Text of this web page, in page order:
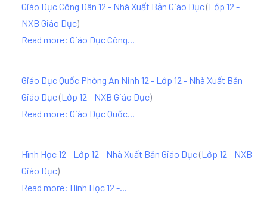
Giáo Dục Công Dân 12 - Nhà Xuất Bản Giáo Dục(Lớp 12 -
NXB Giáo Dục)
Read more: Giáo Dục Công...
Giáo Dục Quốc Phòng An Ninh 12 - Lớp 12 - Nhà Xuất Bản
Giáo Dục(Lớp 12 - NXB Giáo Dục)
Read more: Giáo Dục Quốc...
Hình Học 12 - Lớp 12 - Nhà Xuất Bản Giáo Dục(Lớp 12 - NXB
Giáo Dục)
Read more: Hình Học 12 -...